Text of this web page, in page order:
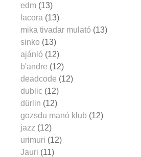
edm (13)
lacora (13)
mika tivadar mulató (13)
sinko (13)
ajánló (12)
b'andre (12)
deadcode (12)
dublic (12)
dürlin (12)
gozsdu manó klub (12)
jazz (12)
urimuri (12)
Jauri (11)